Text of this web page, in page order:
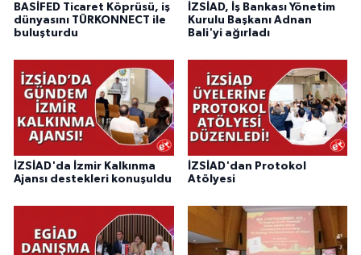
BASİFED Ticaret Köprüsü, iş
dünyasını TÜRKONNECT ile
buluşturdu
İZSİAD, İş Bankası Yönetim
Kurulu Başkanı Adnan
Bali'yi ağırladı
İZSİAD'da İzmir Kalkınma
Ajansı destekleri konuşuldu
İZSİAD'dan Protokol
Atölyesi